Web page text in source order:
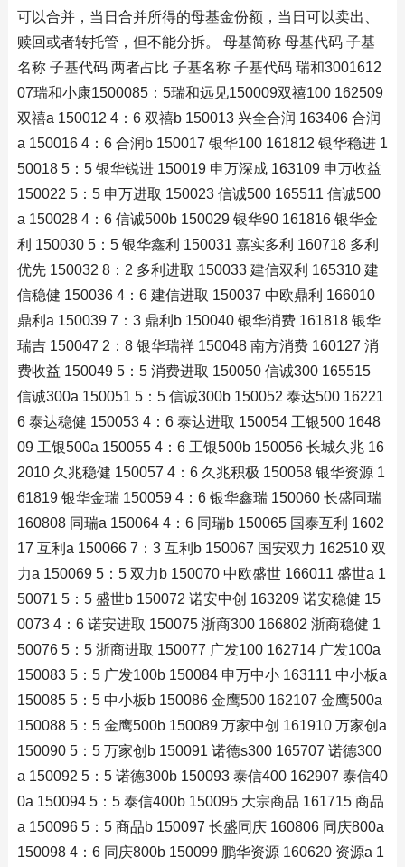
可以合并，当日合并所得的母基金份额，当日可以卖出、
赎回或者转托管，但不能分拆。 母基简称 母基代码 子基
名称 子基代码 两者占比 子基名称 子基代码 瑞和3001612
07瑞和小康1500085：5瑞和远见150009双禧100 162509
双禧a 150012 4：6 双禧b 150013 兴全合润 163406 合润
a 150016 4：6 合润b 150017 银华100 161812 银华稳进 1
50018 5：5 银华锐进 150019 申万深成 163109 申万收益
150022 5：5 申万进取 150023 信诚500 165511 信诚500
a 150028 4：6 信诚500b 150029 银华90 161816 银华金
利 150030 5：5 银华鑫利 150031 嘉实多利 160718 多利
优先 150032 8：2 多利进取 150033 建信双利 165310 建
信稳健 150036 4：6 建信进取 150037 中欧鼎利 166010
鼎利a 150039 7：3 鼎利b 150040 银华消费 161818 银华
瑞吉 150047 2：8 银华瑞祥 150048 南方消费 160127 消
费收益 150049 5：5 消费进取 150050 信诚300 165515
信诚300a 150051 5：5 信诚300b 150052 泰达500 16221
6 泰达稳健 150053 4：6 泰达进取 150054 工银500 1648
09 工银500a 150055 4：6 工银500b 150056 长城久兆 16
2010 久兆稳健 150057 4：6 久兆积极 150058 银华资源 1
61819 银华金瑞 150059 4：6 银华鑫瑞 150060 长盛同瑞
160808 同瑞a 150064 4：6 同瑞b 150065 国泰互利 1602
17 互利a 150066 7：3 互利b 150067 国安双力 162510 双
力a 150069 5：5 双力b 150070 中欧盛世 166011 盛世a 1
50071 5：5 盛世b 150072 诺安中创 163209 诺安稳健 15
0073 4：6 诺安进取 150075 浙商300 166802 浙商稳健 1
50076 5：5 浙商进取 150077 广发100 162714 广发100a
150083 5：5 广发100b 150084 申万中小 163111 中小板a
150085 5：5 中小板b 150086 金鹰500 162107 金鹰500a
150088 5：5 金鹰500b 150089 万家中创 161910 万家创a
150090 5：5 万家创b 150091 诺德s300 165707 诺德300
a 150092 5：5 诺德300b 150093 泰信400 162907 泰信40
0a 150094 5：5 泰信400b 150095 大宗商品 161715 商品
a 150096 5：5 商品b 150097 长盛同庆 160806 同庆800a
150098 4：6 同庆800b 150099 鹏华资源 160620 资源a 1